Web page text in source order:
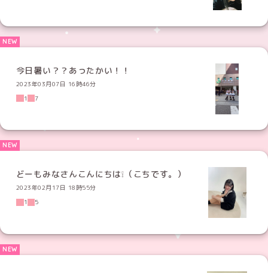
今日暑い？？あったかい！！
2023年03月07日 16時46分
1
7
どーもみなさんこんにちは❕（こちです。）
2023年02月17日 18時55分
1
5